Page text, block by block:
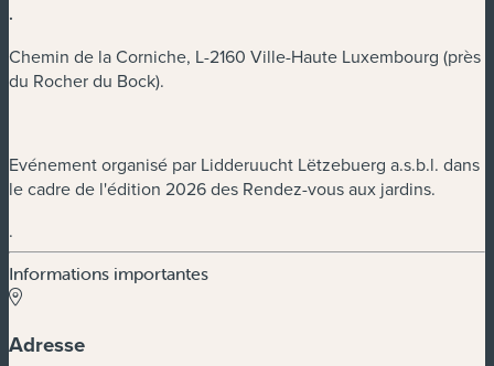
.
Chemin de la Corniche, L-2160 Ville-Haute Luxembourg (près
du Rocher du Bock).
Evénement organisé par Lidderuucht Lëtzebuerg a.s.b.l. dans
le cadre de l'édition 2026 des Rendez-vous aux jardins.
.
Informations importantes
Adresse